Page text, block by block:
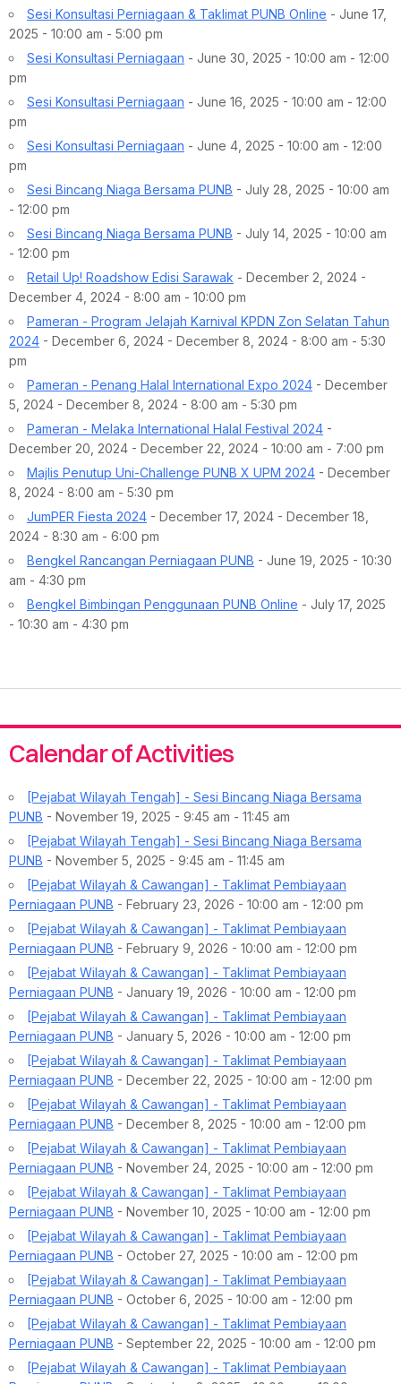
Sesi Konsultasi Perniagaan & Taklimat PUNB Online - June 17,
2025 - 10:00 am - 5:00 pm
Sesi Konsultasi Perniagaan - June 30, 2025 - 10:00 am - 12:00
pm
Sesi Konsultasi Perniagaan - June 16, 2025 - 10:00 am - 12:00
pm
Sesi Konsultasi Perniagaan - June 4, 2025 - 10:00 am - 12:00
pm
Sesi Bincang Niaga Bersama PUNB - July 28, 2025 - 10:00 am
- 12:00 pm
Sesi Bincang Niaga Bersama PUNB - July 14, 2025 - 10:00 am
- 12:00 pm
Retail Up! Roadshow Edisi Sarawak - December 2, 2024 -
December 4, 2024 - 8:00 am - 10:00 pm
Pameran - Program Jelajah Karnival KPDN Zon Selatan Tahun
2024 - December 6, 2024 - December 8, 2024 - 8:00 am - 5:30
pm
Pameran - Penang Halal International Expo 2024 - December
5, 2024 - December 8, 2024 - 8:00 am - 5:30 pm
Pameran - Melaka International Halal Festival 2024 -
December 20, 2024 - December 22, 2024 - 10:00 am - 7:00 pm
Majlis Penutup Uni-Challenge PUNB X UPM 2024 - December
8, 2024 - 8:00 am - 5:30 pm
JumPER Fiesta 2024 - December 17, 2024 - December 18,
2024 - 8:30 am - 6:00 pm
Bengkel Rancangan Perniagaan PUNB - June 19, 2025 - 10:30
am - 4:30 pm
Bengkel Bimbingan Penggunaan PUNB Online - July 17, 2025
- 10:30 am - 4:30 pm
Calendar of Activities
[Pejabat Wilayah Tengah] - Sesi Bincang Niaga Bersama
PUNB - November 19, 2025 - 9:45 am - 11:45 am
[Pejabat Wilayah Tengah] - Sesi Bincang Niaga Bersama
PUNB - November 5, 2025 - 9:45 am - 11:45 am
[Pejabat Wilayah & Cawangan] - Taklimat Pembiayaan
Perniagaan PUNB - February 23, 2026 - 10:00 am - 12:00 pm
[Pejabat Wilayah & Cawangan] - Taklimat Pembiayaan
Perniagaan PUNB - February 9, 2026 - 10:00 am - 12:00 pm
[Pejabat Wilayah & Cawangan] - Taklimat Pembiayaan
Perniagaan PUNB - January 19, 2026 - 10:00 am - 12:00 pm
[Pejabat Wilayah & Cawangan] - Taklimat Pembiayaan
Perniagaan PUNB - January 5, 2026 - 10:00 am - 12:00 pm
[Pejabat Wilayah & Cawangan] - Taklimat Pembiayaan
Perniagaan PUNB - December 22, 2025 - 10:00 am - 12:00 pm
[Pejabat Wilayah & Cawangan] - Taklimat Pembiayaan
Perniagaan PUNB - December 8, 2025 - 10:00 am - 12:00 pm
[Pejabat Wilayah & Cawangan] - Taklimat Pembiayaan
Perniagaan PUNB - November 24, 2025 - 10:00 am - 12:00 pm
[Pejabat Wilayah & Cawangan] - Taklimat Pembiayaan
Perniagaan PUNB - November 10, 2025 - 10:00 am - 12:00 pm
[Pejabat Wilayah & Cawangan] - Taklimat Pembiayaan
Perniagaan PUNB - October 27, 2025 - 10:00 am - 12:00 pm
[Pejabat Wilayah & Cawangan] - Taklimat Pembiayaan
Perniagaan PUNB - October 6, 2025 - 10:00 am - 12:00 pm
[Pejabat Wilayah & Cawangan] - Taklimat Pembiayaan
Perniagaan PUNB - September 22, 2025 - 10:00 am - 12:00 pm
[Pejabat Wilayah & Cawangan] - Taklimat Pembiayaan